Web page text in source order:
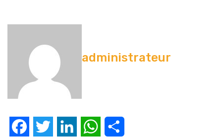
administrateur
FacebookTwitter LinkedIn WhatsApp